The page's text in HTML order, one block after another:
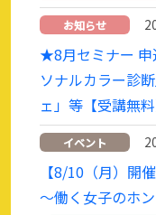
お知らせ
★8月セミナー
ソナルカラー診
ェ」等【受講無料
イベント
【8/10（月）開
～働く女子のホ